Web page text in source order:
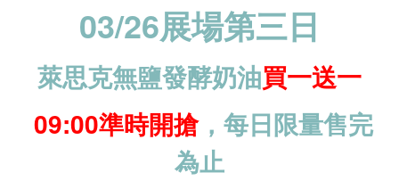
03/26展場第三日
萊思克無鹽發酵奶油買一送一
09:00準時開搶， 每日限量售完
為止